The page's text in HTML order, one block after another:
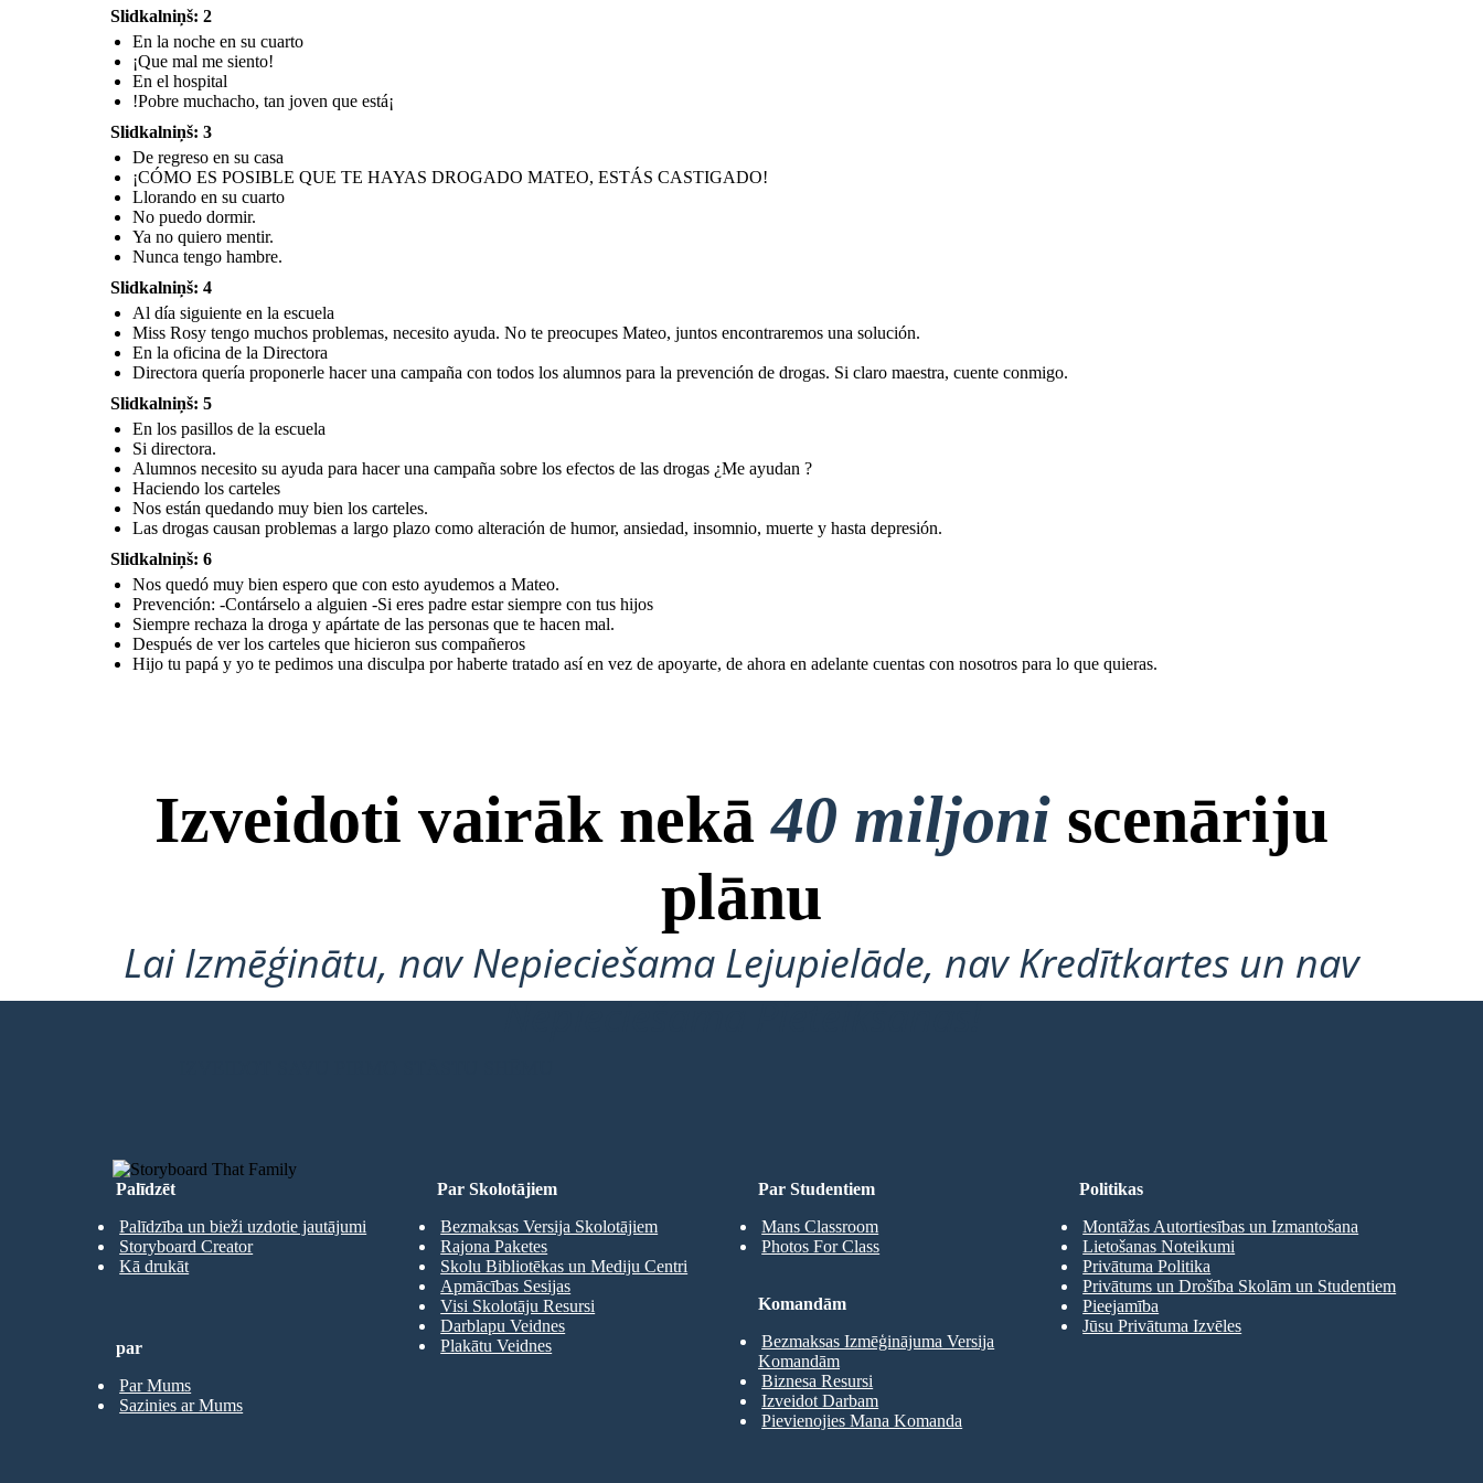
Después de ver los carteles que hicieron sus compañeros
Hijo tu papá y yo te pedimos una
disculpa por haberte tratado así en vez
de apoyarte, de ahora en adelante
cuentas con nosotros para lo que
quieras.
Nos quedó muy bien espero
que con esto ayudemos a
Mateo.
Prevención:
siempre con tus hijos que te hacen mal.
Slidkalniņš: 2
En la noche en su cuarto
¡Que mal me siento!
En el hospital
!Pobre muchacho, tan joven que está¡
Slidkalniņš: 3
De regreso en su casa
¡CÓMO ES POSIBLE QUE TE HAYAS DROGADO MATEO, ESTÁS CASTIGADO!
Llorando en su cuarto
No puedo dormir.
Ya no quiero mentir.
Nunca tengo hambre.
Slidkalniņš: 4
Al día siguiente en la escuela
Miss Rosy tengo muchos problemas, necesito ayuda. No te preocupes Mateo, juntos encontraremos una solución.
En la oficina de la Directora
Directora quería proponerle hacer una campaña con todos los alumnos para la prevención de drogas. Si claro maestra, cuente conmigo.
Slidkalniņš: 5
En los pasillos de la escuela
Si directora.
Alumnos necesito su ayuda para hacer una campaña sobre los efectos de las drogas ¿Me ayudan ?
Haciendo los carteles
Nos están quedando muy bien los carteles.
Las drogas causan problemas a largo plazo como alteración de humor, ansiedad, insomnio, muerte y hasta depresión.
Slidkalniņš: 6
Nos quedó muy bien espero que con esto ayudemos a Mateo.
Prevención: -Contárselo a alguien -Si eres padre estar siempre con tus hijos
Siempre rechaza la droga y apártate de las personas que te hacen mal.
Después de ver los carteles que hicieron sus compañeros
Hijo tu papá y yo te pedimos una disculpa por haberte tratado así en vez de apoyarte, de ahora en adelante cuentas con nosotros para lo que quieras.
Izveidoti vairāk nekā40 miljoni scenāriju
plānu
Lai Izmēģinātu, nav Nepieciešama Lejupielāde, nav Kredītkartes un nav
Nepieciešama Pieteikšanās!
Palīdzēt
Palīdzība un bieži uzdotie jautājumi
Storyboard Creator
Kā drukāt
Par Studentiem
Mans Classroom
Photos For Class
Par Skolotājiem
Bezmaksas Versija Skolotājiem
Rajona Paketes
Skolu Bibliotēkas un Mediju Centri
Apmācības Sesijas
Visi Skolotāju Resursi
Darblapu Veidnes
Plakātu Veidnes
Komandām
Bezmaksas Izmēģinājuma Versija
Komandām
Biznesa Resursi
Izveidot Darbam
Pievienojies Mana Komanda
par
Par Mums
Sazinies ar Mums
Politikas
Montāžas Autortiesības un Izmantošana
Lietošanas Noteikumi
Privātuma Politika
Privātums un Drošība Skolām un Studentiem
Pieejamība
Jūsu Privātuma Izvēles